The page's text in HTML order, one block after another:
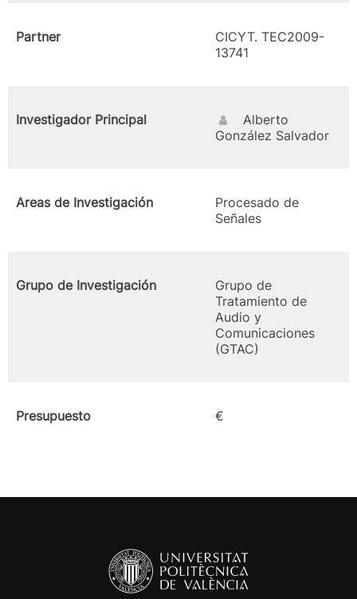
Partner
CICYT. TEC2009-
13741
Investigador Principal
Alberto
González Salvador
Areas de Investigación
Procesado de
Señales
Grupo de Investigación
Grupo de
Tratamiento de
Audio y
Comunicaciones
(GTAC)
Presupuesto €